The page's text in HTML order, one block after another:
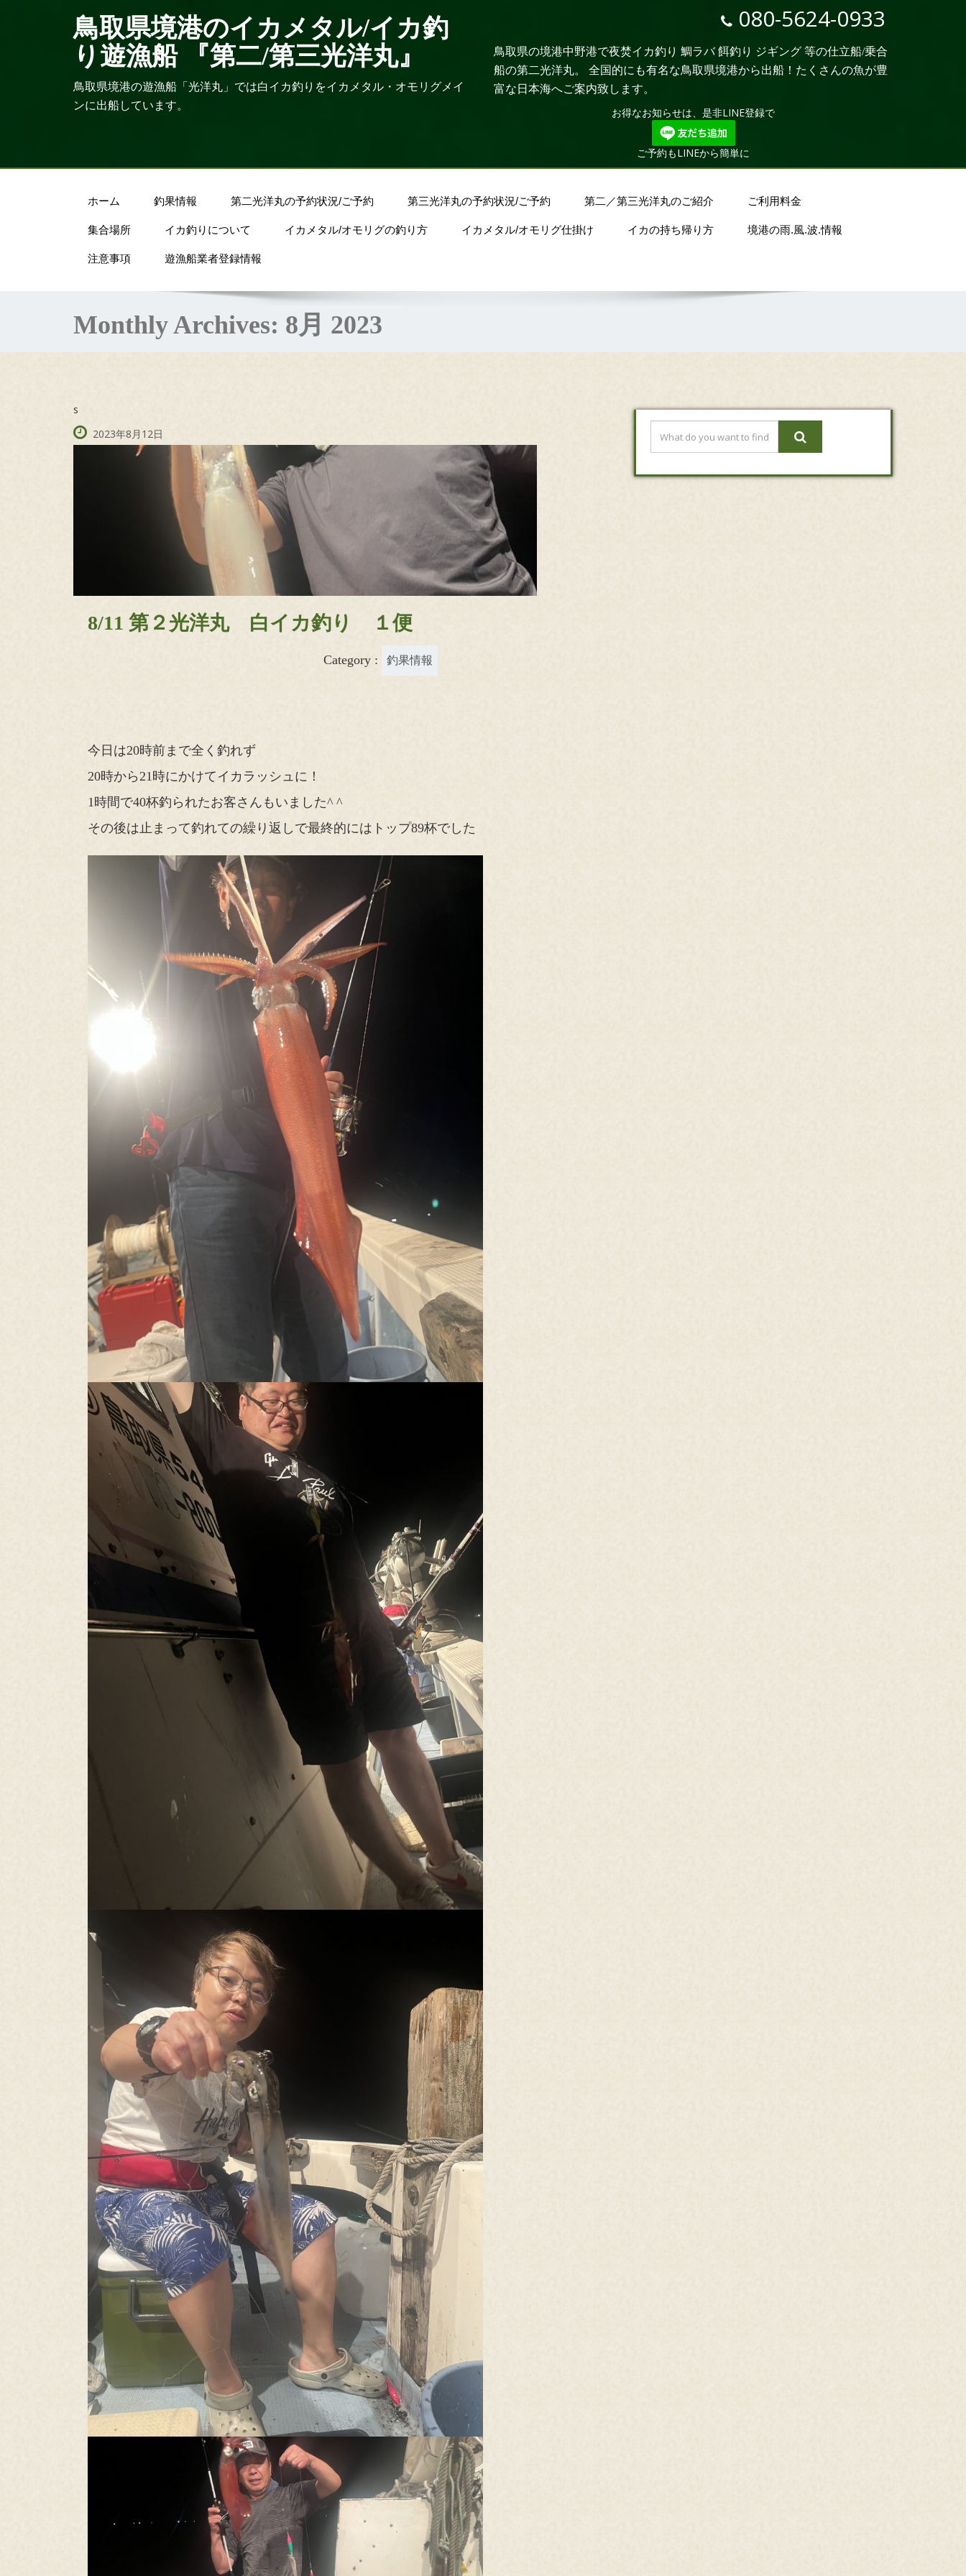
鳥取県境港のイカメタル/イカ釣
り遊漁船 『第二/第三光洋丸』
鳥取県境港の遊漁船「光洋丸」では白イカ釣りをイカメタル・オモリグメイ
ンに出船しています。
080-5624-0933
鳥取県の境港中野港で夜焚イカ釣り 鯛ラバ 餌釣り ジギング 等の仕立船/乗合
船の第二光洋丸。 全国的にも有名な鳥取県境港から出船！たくさんの魚が豊
富な日本海へご案内致します。
お得なお知らせは、是非LINE登録で
ご予約もLINEから簡単に
ホーム 釣果情報 第二光洋丸の予約状況/ご予約 第三光洋丸の予約状況/ご予約 第二／第三光洋丸のご紹介 ご利用料金
集合場所 イカ釣りについて イカメタル/オモリグの釣り方 イカメタル/オモリグ仕掛け イカの持ち帰り方 境港の雨.風.波.情報
注意事項 遊漁船業者登録情報
Monthly Archives: 8月 2023
s
2023年8月12日
8/11 第２光洋丸 白イカ釣り １便
Category : 釣果情報
今日は20時前まで全く釣れず
20時から21時にかけてイカラッシュに！
1時間で40杯釣られたお客さんもいました^ ^
その後は止まって釣れての繰り返しで最終的にはトップ89杯でした